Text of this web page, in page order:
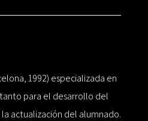
1992) especializada en
para el desarrollo del
actualización del alumnado.